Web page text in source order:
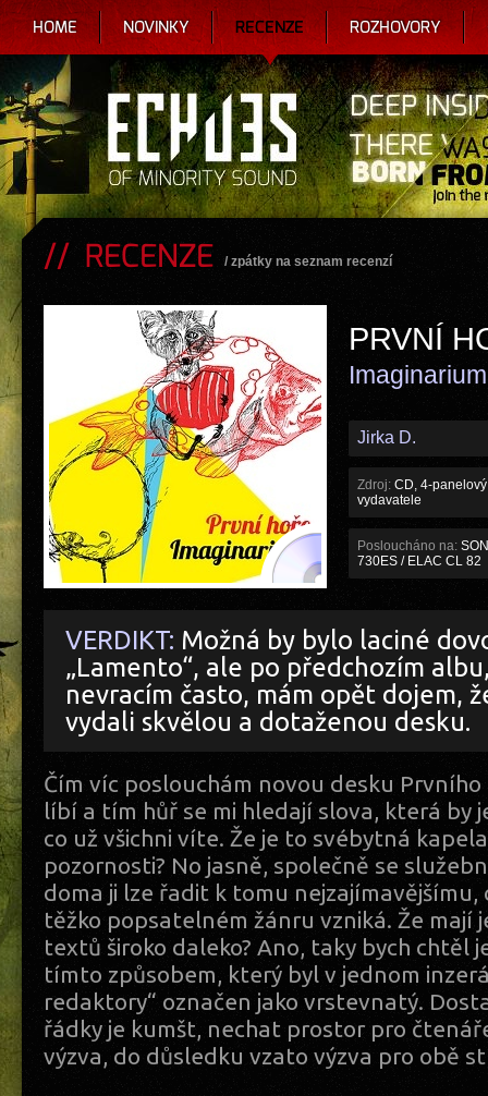
HOME NOVINKY RECENZE ROZHOVORY
RECENZE / zpátky na seznam recenzí
PRVNÍ
Imaginarium
Jirka D.
Zdroj: CD, 4-
vydavatele
Posloucháno na:
730ES / ELAC CL 82
VERDIKT: Možná by bylo laciné
„Lamento“, ale po předchozím
nevracím často, mám opět dojem,
vydali skvělou a dotaženou desku.
Čím víc poslouchám novou desku
líbí a tím hůř se mi hledají slova, která by
co už všichni víte. Že je to svébytná
pozornosti? No jasně, společně se
doma ji lze řadit k tomu nejzajímavějšímu,
těžko popsatelném žánru vzniká. Že mají
textů široko daleko? Ano, taky bych chtěl
tímto způsobem, který byl v jednom
redaktory“ označen jako vrstevnatý.
řádky je kumšt, nechat prostor pro
výzva, do důsledku vzato výzva pro obě